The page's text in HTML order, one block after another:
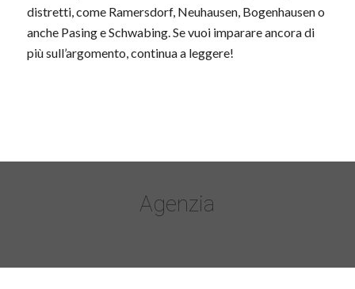
distretti, come Ramersdorf, Neuhausen, Bogenhausen o
anche Pasing e Schwabing. Se vuoi imparare ancora di
più sull’argomento, continua a leggere!
Agenzia